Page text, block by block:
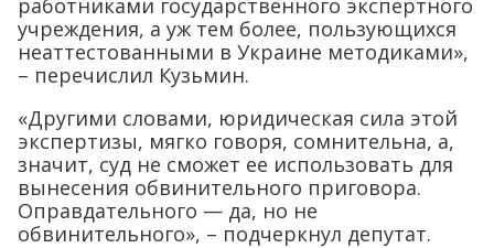
работниками государственного экспертного
учреждения, а уж тем более, пользующихся
неаттестованными в Украине методиками»,
– перечислил Кузьмин.
«Другими словами, юридическая сила этой
экспертизы, мягко говоря, сомнительна, а,
значит, суд не сможет ее использовать для
вынесения обвинительного приговора.
Оправдательного — да, но не
обвинительного», – подчеркнул депутат.